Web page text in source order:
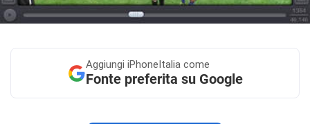
Aggiungi iPhoneItalia come
Fonte preferita su Google